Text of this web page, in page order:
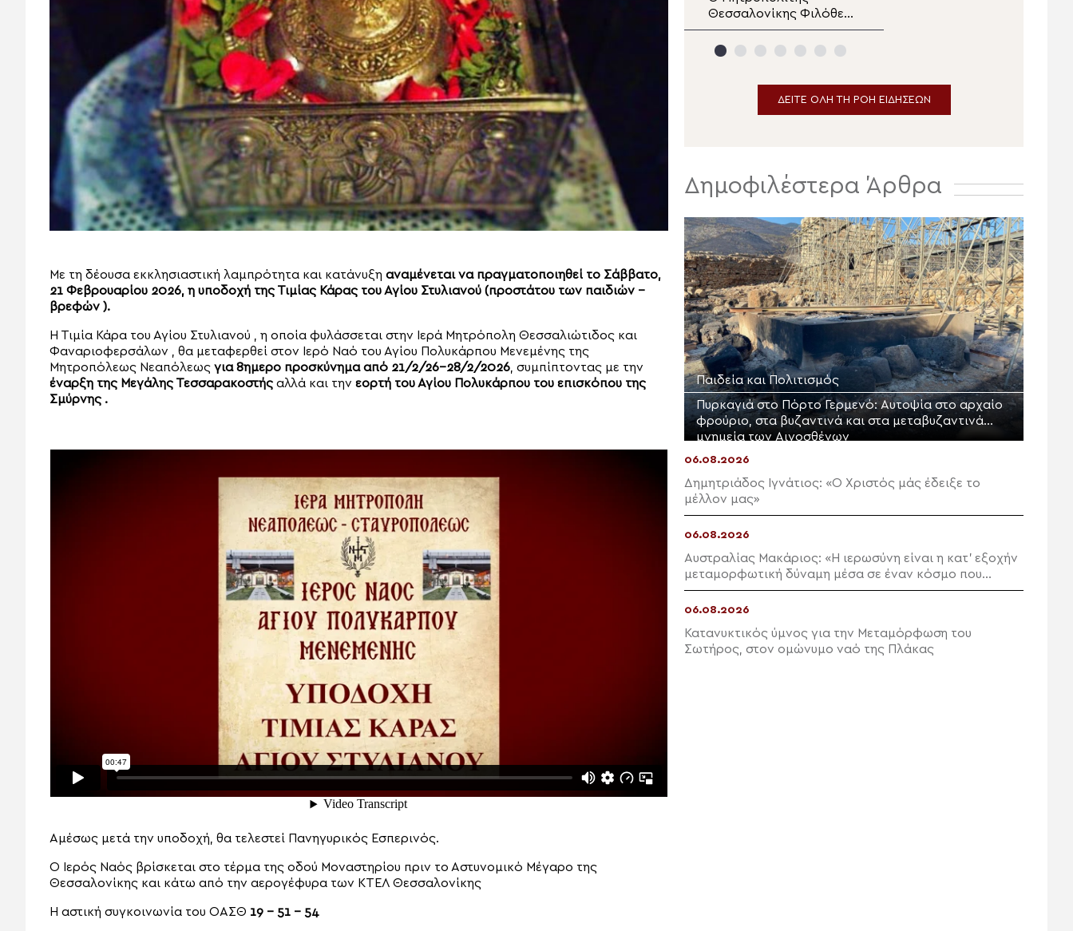
Με τη δέουσα εκκλησιαστική λαμπρότητα και κατάνυξη αναμένεται να πραγματοποιηθεί το Σάββατο,
21 Φεβρουαρίου 2026, η υποδοχή της Τιμίας Κάρας του Αγίου Στυλιανού (προστάτου των παιδιών –
βρεφών ).
Η Τιμία Κάρα του Αγίου Στυλιανού , η οποία φυλάσσεται στην Ιερά Μητρόπολη Θεσσαλιώτιδος και
Φαναριοφερσάλων , θα μεταφερθεί στον Ιερό Ναό του Αγίου Πολυκάρπου Μενεμένης της
Μητροπόλεως Νεαπόλεως για 8ημερο προσκύνημα από 21/2/26-28/2/2026 , συμπίπτοντας με την
έναρξη της Μεγάλης Τεσσαρακοστής αλλά και την εορτή του Αγίου Πολυκάρπου του επισκόπου της
Σμύρνης .
Αμέσως μετά την υποδοχή, θα τελεστεί Πανηγυρικός Εσπερινός.
Ο Ιερός Ναός βρίσκεται στο τέρμα της οδού Μοναστηρίου πριν το Αστυνομικό Μέγαρο της
Θεσσαλονίκης και κάτω από την αερογέφυρα των ΚΤΕΛ Θεσσαλονίκης
H αστική συγκοινωνία του ΟΑΣΘ 19 – 51 – 54
κατασκηνώσεων «Το
Όραμα»
Μητροπόλεως Λαρίσης
στην ομάδα «ΔΙ.ΑΣ.» της
ΕΛ.ΑΣ.
Θεσσαλονίκης Φιλόθεος
στην Κατασκήνωση
«ΘΕΟΣΚΕΠΑΣΤΗ»
ΔΕΙΤΕ ΟΛΗ ΤΗ ΡΟΗ ΕΙΔΗΣΕΩΝ
Δημοφιλέστερα Άρθρα
Παιδεία και Πολιτισμός
Πυρκαγιά στο Πόρτο Γερμενό: Αυτοψία στο αρχαίο
φρούριο, στα βυζαντινά και στα μεταβυζαντινά
μνημεία των Αιγοσθένων
06.08.2026
Δημητριάδος Ιγνάτιος: «Ο Χριστός μάς έδειξε το
μέλλον μας»
06.08.2026
Αυστραλίας Μακάριος: «Η ιερωσύνη είναι η κατ’ εξοχήν
μεταμορφωτική δύναμη μέσα σε έναν κόσμο που
παραπαίει πνευματικά»
06.08.2026
Κατανυκτικός ύμνος για την Μεταμόρφωση του
Σωτήρος, στον ομώνυμο ναό της Πλάκας